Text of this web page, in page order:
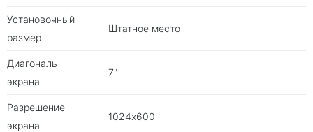
Установочный
размер
Штатное место
Диагональ
экрана
7"
Разрешение
экрана
1024х600